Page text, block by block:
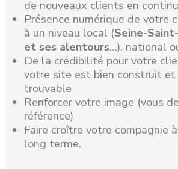
de nouveaux clients en continu
Présence numérique de votre
à un niveau local (Seine-
et ses alentours…), national
De la crédibilité pour votre
votre site est bien construit
trouvable
Renforcer votre image (vous
référence)
Faire croître votre compagnie
long terme.